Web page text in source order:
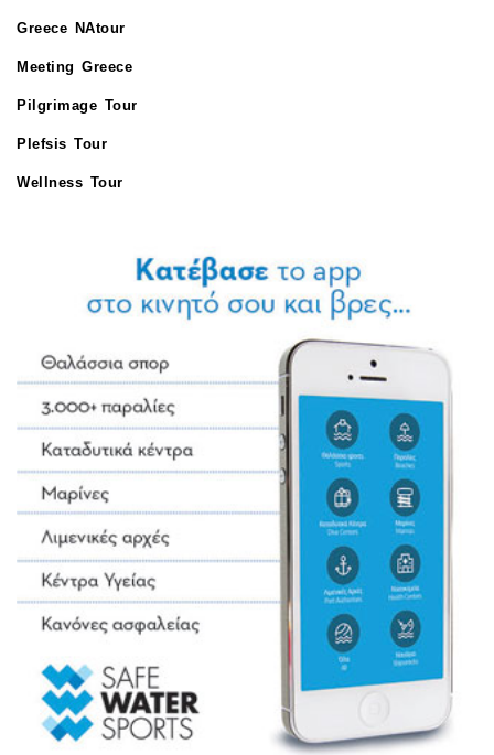
Greece NAtour
Meeting Greece
Pilgrimage Tour
Plefsis Tour
Wellness Tour